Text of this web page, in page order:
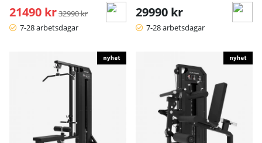
21490 kr Ordinarie pris:
32990 kr
7-28 arbetsdagar
29990 kr
7-28 arbetsdagar